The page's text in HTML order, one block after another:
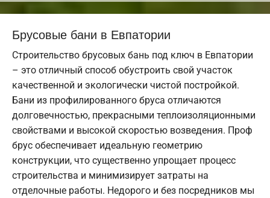
Брусовые бани в Евпатории
Строительство брусовых бань под ключ в Евпатории
– это отличный способ обустроить свой участок
качественной и экологически чистой постройкой.
Бани из профилированного бруса отличаются
долговечностью, прекрасными теплоизоляционными
свойствами и высокой скоростью возведения. Проф
брус обеспечивает идеальную геометрию
конструкции, что существенно упрощает процесс
строительства и минимизирует затраты на
отделочные работы. Недорого и без посредников мы